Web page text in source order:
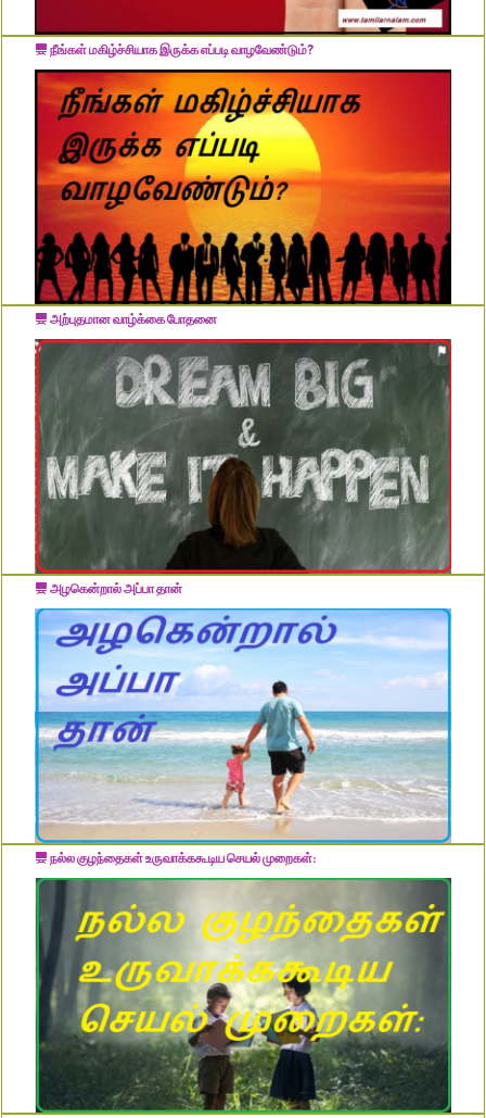
நீங்கள் மகிழ்ச்சியாக இருக்க எப்படி வாழவேண்டும்?
அற்புதமான வாழ்க்கை போதனை
அழகென்றால் அப்பா தான்
நல்ல குழந்தைகள் உருவாக்ககூடிய செயல் முறைகள்: